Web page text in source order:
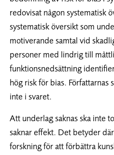
redovisat någon systematisk
systematisk översikt som
motiverande samtal vid
personer med lindrig till
funktionsnedsättning
hög risk för bias. Författarnas
inte i svaret.
Att underlag saknas ska inte
saknar effekt. Det betyder
forskning för att förbättra